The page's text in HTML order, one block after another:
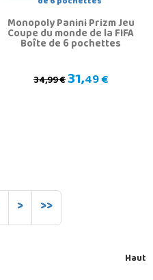
Monopoly Panini Prizm Jeu
Coupe du monde de la FIFA
Boîte de 6 pochettes
34,99 €31,49 €
> >>
Haut